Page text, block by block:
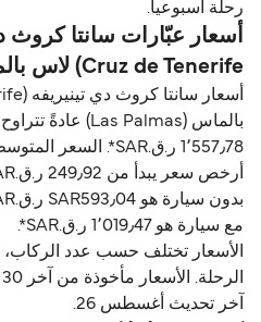
رحلة أسبوعياً.
Cruz de Tenerife) لاس بالماس (Las Palmas)
مع سيارة هو 1٬019٫47 ر.ق.‏SAR*.
الأسعار تختلف حسب عدد
آخر تحديث أغسطس 26.